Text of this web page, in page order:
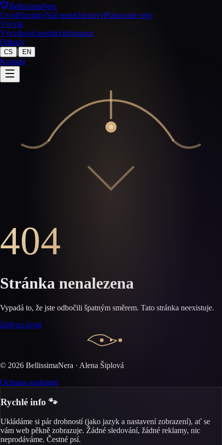
BellissimaNera
ÚvodNovinkyNáš teamOdchovyPlánované vrhy
Výcvik
Výcvikové novinkyInformace
Odkazy
CS | EN
Kontakt
404
Stránka nenalezena
Vypadá to, že jste odbočili špatným směrem. Tato stránka neexistuje.
Zpět na úvod
© 2026 BellissimaNera · Alena Šiplová
Ochrana soukromí
Rychlé info 🐾
Ukládáme si pár drobností (jako jazyk a nastavení zobrazení), ať se
vám web pěkně zobrazuje. Žádné sledování, žádné reklamy, nic
neprodáváme. Čestné psí.